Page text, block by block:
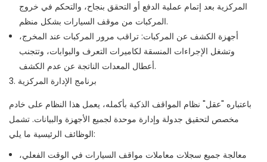
المركزية بعد إتمام عملية الدفع أو التحقق بنجاح، والتحكم في خروج
المركبات من موقف السيارات بشكل منظم.
أجهزة الكشف عن المركبات: تراقب مرور المركبات عند المخرج،
وتشغل الإجراءات المنسقة لكاميرات التعرف والبوابات، وتتجنب
أعطال المعدات الناتجة عن عدم الكشف.
3. برنامج الإدارة المركزية
باعتباره "عقل" نظام المواقف الذكية بأكمله، يعمل هذا النظام على خادم
مخصص لتحقيق جدولة وإدارة موحدة لجميع الأجهزة والبيانات. تشمل
الوظائف الرئيسية ما يلي:
معالجة جميع سجلات معاملات مواقف السيارات في الوقت الفعلي،